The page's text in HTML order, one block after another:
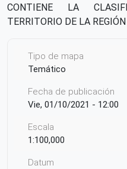
CONTIENE LA
TERRITORIO DE LA
Tipo de mapa
Temático
Fecha de publicación
Vie, 01/10/2021 - 12:00
Escala
1:100,000
Datum